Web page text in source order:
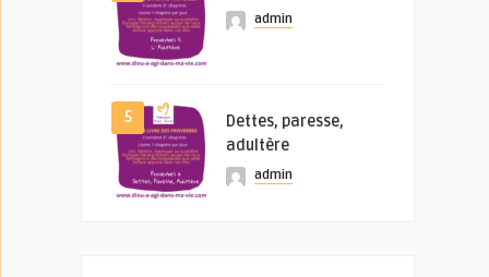
admin
5
Dettes, paresse,
adultère
admin